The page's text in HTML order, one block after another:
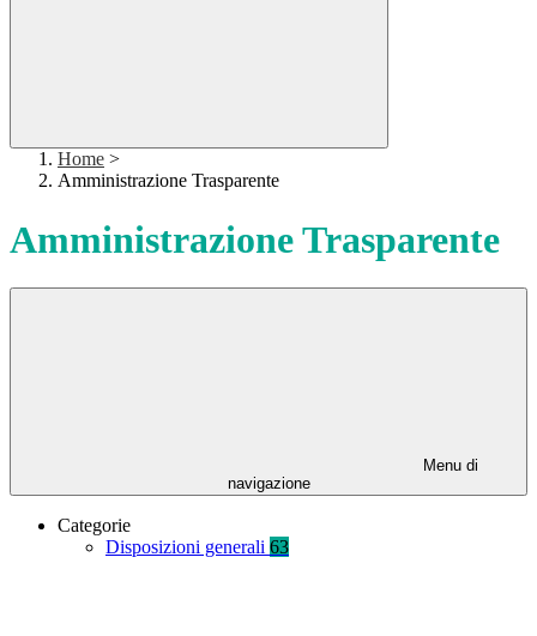
Home >
Amministrazione Trasparente
Amministrazione Trasparente
Menu di
navigazione
Categorie
Disposizioni generali 63